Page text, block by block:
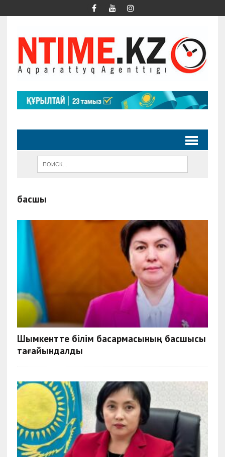
басшы
Шымкентте білім басқармасының басшысы
тағайындалды